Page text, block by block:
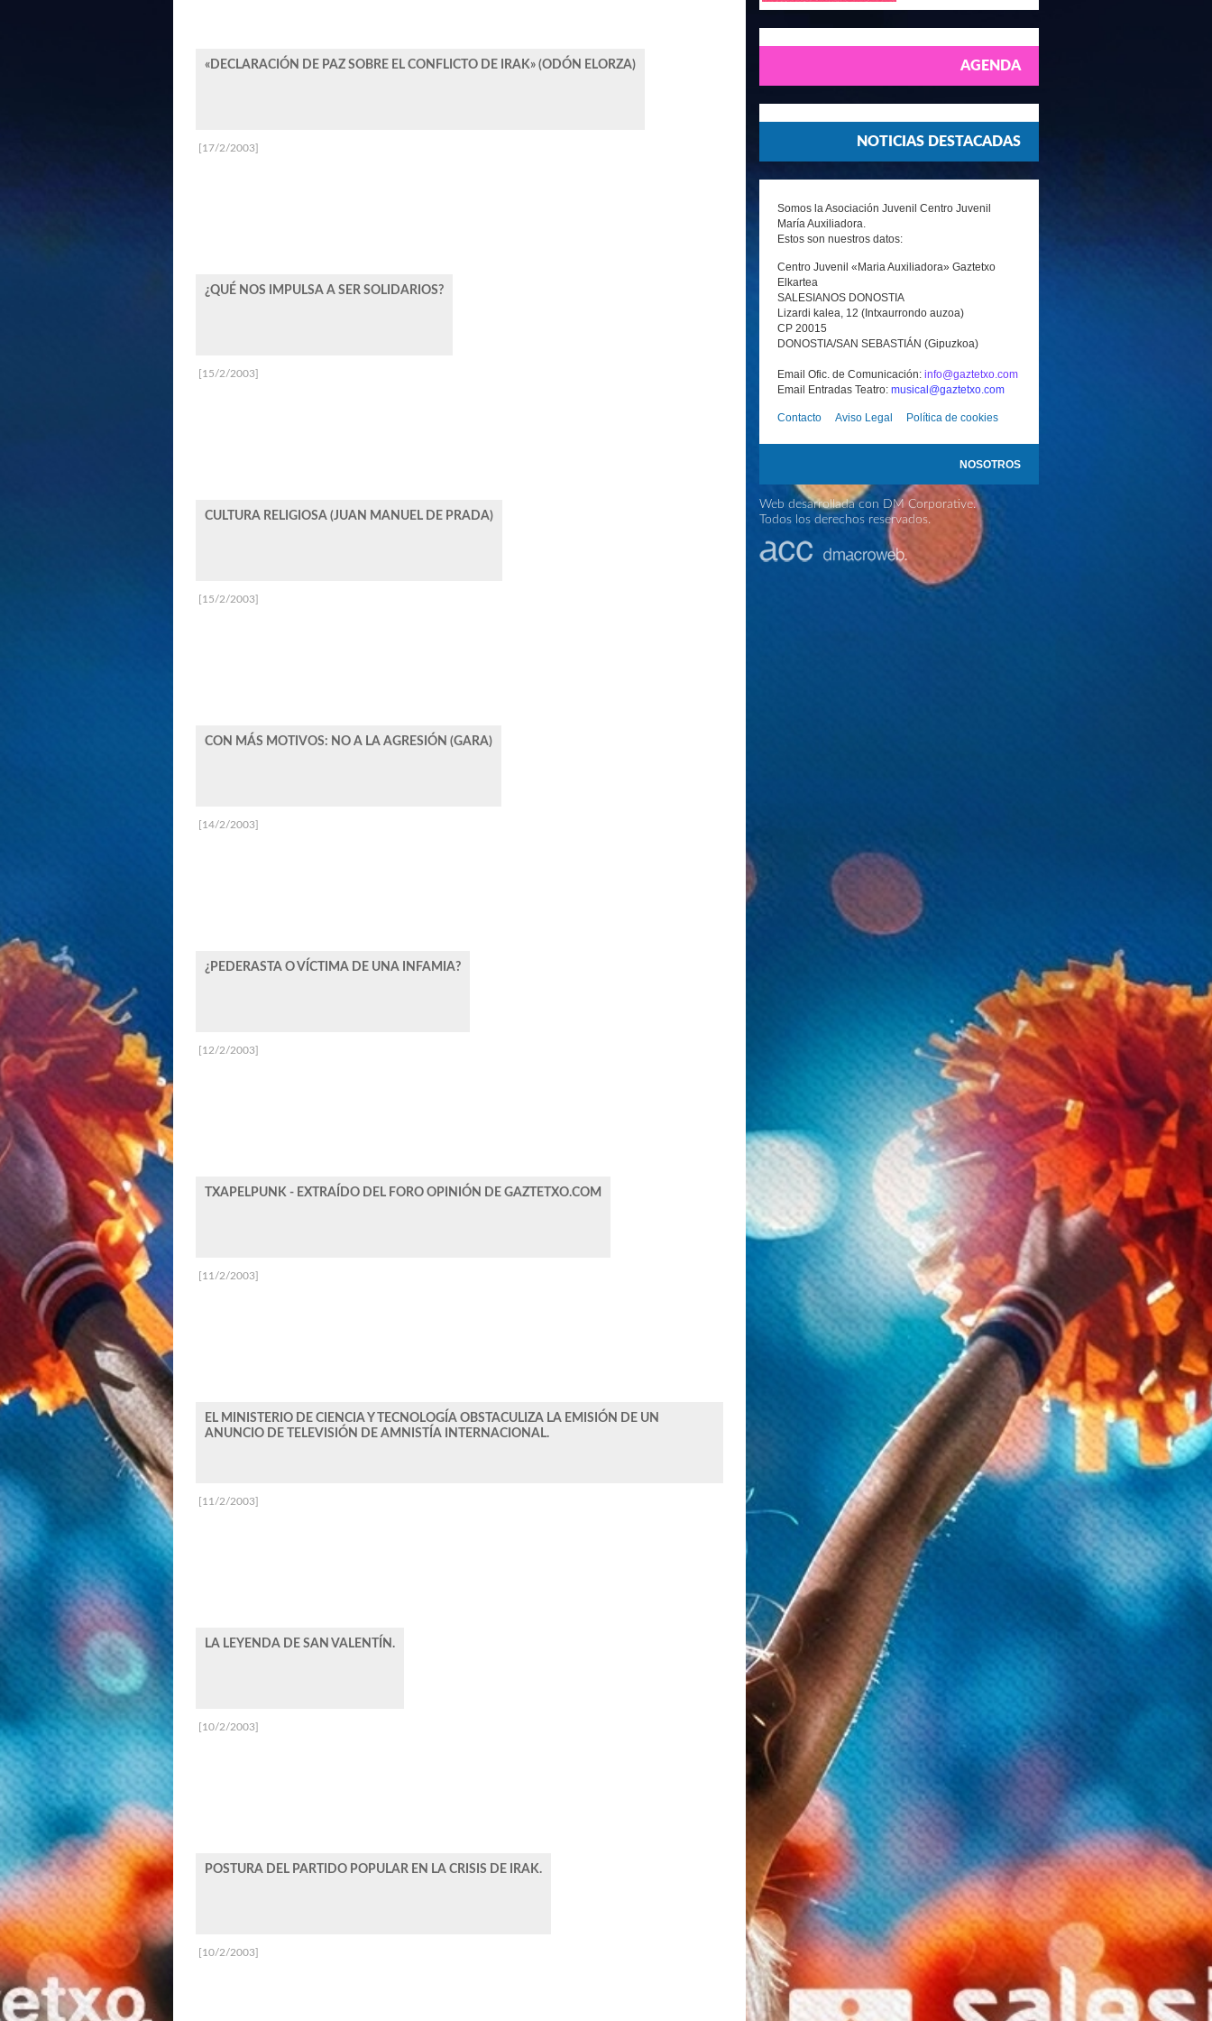
AGENDA
NOTICIAS DESTACADAS
Somos la Asociación Juvenil Centro Juvenil
María Auxiliadora.
Estos son nuestros datos:
Centro Juvenil «Maria Auxiliadora» Gaztetxo
Elkartea
SALESIANOS DONOSTIA
Lizardi kalea, 12 (Intxaurrondo auzoa)
CP 20015
DONOSTIA/SAN SEBASTIÁN (Gipuzkoa)
Email Ofic. de Comunicación: info@gaztetxo.com
Email Entradas Teatro: musical@gaztetxo.com
Contacto Aviso Legal Política de cookies
NOSOTROS
Web desarrollada con DM Corporative.
Todos los derechos reservados.
«DECLARACIÓN DE PAZ SOBRE EL CONFLICTO DE IRAK» (ODÓN ELORZA)
¿QUÉ NOS IMPULSA A SER SOLIDARIOS?
[17/2/2003]
CULTURA RELIGIOSA (JUAN MANUEL DE PRADA)
[15/2/2003]
CON MÁS MOTIVOS: NO A LA AGRESIÓN (GARA)
[15/2/2003]
¿PEDERASTA O VÍCTIMA DE UNA INFAMIA?
[14/2/2003]
TXAPELPUNK - EXTRAÍDO DEL FORO OPINIÓN DE GAZTETXO.COM
[12/2/2003]
EL MINISTERIO DE CIENCIA Y TECNOLOGÍA OBSTACULIZA LA EMISIÓN DE UN
ANUNCIO DE TELEVISIÓN DE AMNISTÍA INTERNACIONAL.
[11/2/2003]
LA LEYENDA DE SAN VALENTÍN.
[11/2/2003]
POSTURA DEL PARTIDO POPULAR EN LA CRISIS DE IRAK.
[10/2/2003]
[10/2/2003]